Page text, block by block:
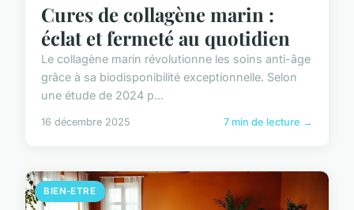
Cures de collagène marin :
éclat et fermeté au quotidien
Le collagène marin révolutionne les soins anti-âge
grâce à sa biodisponibilité exceptionnelle. Selon
une étude de 2024 p...
16 décembre 2025 7 min de lecture →
BIEN-ETRE